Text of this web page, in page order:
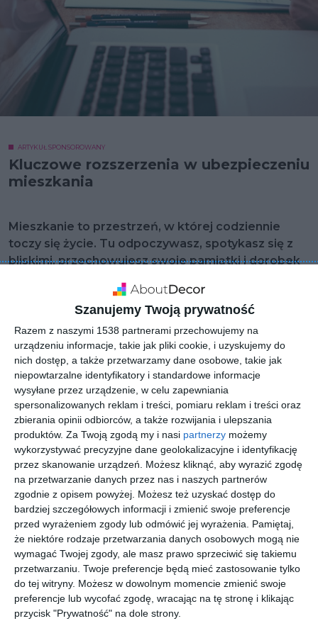
Szanujemy Twoją prywatność
Razem z naszymi 1538 partnerami przechowujemy na
urządzeniu informacje, takie jak pliki cookie, i uzyskujemy do
nich dostęp, a także przetwarzamy dane osobowe, takie jak
niepowtarzalne identyfikatory i standardowe informacje
wysyłane przez urządzenie, w celu zapewniania
spersonalizowanych reklam i treści, pomiaru reklam i treści oraz
zbierania opinii odbiorców, a także rozwijania i ulepszania
produktów. Za Twoją zgodą my i nasi partnerzy możemy
wykorzystywać precyzyjne dane geolokalizacyjne i identyfikację
przez skanowanie urządzeń. Możesz kliknąć, aby wyrazić zgodę
na przetwarzanie danych przez nas i naszych partnerów
zgodnie z opisem powyżej. Możesz też uzyskać dostęp do
bardziej szczegółowych informacji i zmienić swoje preferencje
przed wyrażeniem zgody lub odmówić jej wyrażenia. Pamiętaj,
że niektóre rodzaje przetwarzania danych osobowych mogą nie
wymagać Twojej zgody, ale masz prawo sprzeciwić się takiemu
przetwarzaniu. Twoje preferencje będą mieć zastosowanie tylko
do tej witryny. Możesz w dowolnym momencie zmienić swoje
preferencje lub wycofać zgodę, wracając na tę stronę i klikając
przycisk "Prywatność" na dole strony.
ARTYKUŁ SPONSOROWANY
Kluczowe rozszerzenia w ubezpieczeniu
mieszkania
Mieszkanie to przestrzeń, w której codziennie
toczy się życie. Tu odpoczywasz, spotykasz się z
bliskimi, przechowujesz swoje pamiątki i dorobek
odpowiednio chronione. Nie tylko od najbardziej
oczywistych zagrożeń, ale także od tych, które
mogą zaskoczyć w najmniej oczekiwanym
momencie. Właśnie dlatego rozszerzenia w
ubezpieczeniu mieszkania stają się tak ważne. To
one decydują, czy w razie szkody naprawdę
będziesz mógł liczyć na wsparcie w pełnym
zakresie.
Ubezpieczenie na wypadek
kradzieży z włamaniem
Jednym z najczęściej wybieranych rozszerzeń jest
zabezpieczenie mieszkania przed skutkami włamania i
kradzieży. Zdarza się to zarówno w dużych miastach, jak i
mniejszych miejscowościach. Włamywacze potrafią działać
szybko i pozostawić duże straty. Dzięki dodatkowej ochronie
rekompensowane są nie tylko uszkodzone drzwi czy okna,
ale także utracone przedmioty – sprzęt elektroniczny,